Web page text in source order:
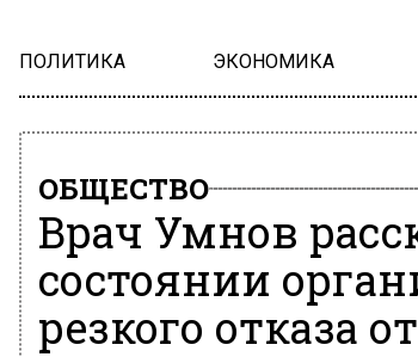
ПОЛИТИКА ЭКОНОМИКА
ОБЩЕСТВО
Врач Умнов
состоянии
резкого отказа